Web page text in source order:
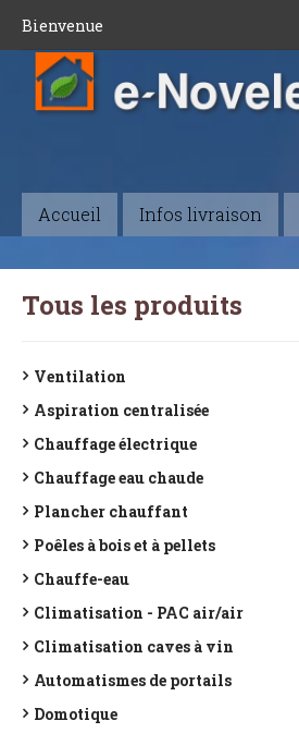
Bienvenue
Accueil Infos livraison
Tous les produits
Ventilation
Aspiration centralisée
Chauffage électrique
Chauffage eau chaude
Plancher chauffant
Poêles à bois et à pellets
Chauffe-eau
Climatisation - PAC air/air
Climatisation caves à vin
Automatismes de portails
Domotique